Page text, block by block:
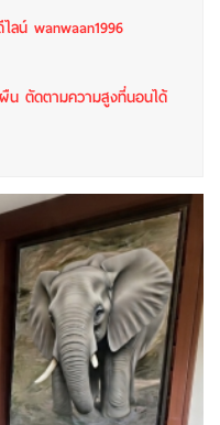
ลน์ wanwaan1996
น ตัดตามความสูงที่นอนได้